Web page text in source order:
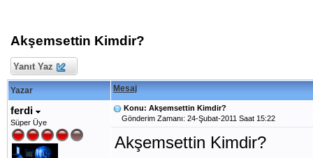
Akşemsettin Kimdir?
Yanıt Yaz
Yazar Mesaj
ferdi
Süper Üye
Konu: Akşemsettin Kimdir?
Gönderim Zamanı: 24-Şubat-2011 Saat 15:22
Akşemsettin Kimdir?